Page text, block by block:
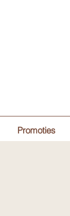
Promoties